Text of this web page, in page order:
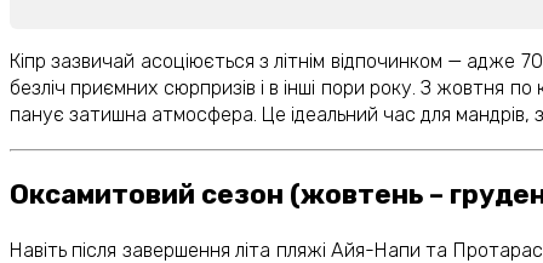
Кіпр зазвичай асоціюється з літнім відпочинком —
безліч приємних сюрпризів і в інші пори року. З жовтня
панує затишна атмосфера. Це ідеальний час для мандрів,
Оксамитовий сезон (жовтень –
Навіть після завершення літа пляжі Айя-Напи та